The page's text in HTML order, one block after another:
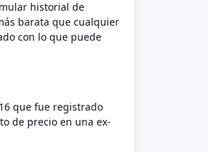
historial de
barata que cualquier
con lo que puede
que fue registrado
de precio en una ex-